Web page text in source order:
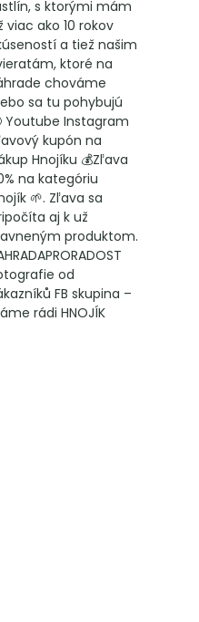
s ktorými mám
viac ako 10 rokov
a tiež našim
ktoré na
chováme
sa tu pohybujú
Youtube Instagram
kupón na
Hnojíku 💰Zľava
na kategóriu
🌱. Zľava sa
aj k už
produktom.
od
FB skupina –
rádi HNOJÍK